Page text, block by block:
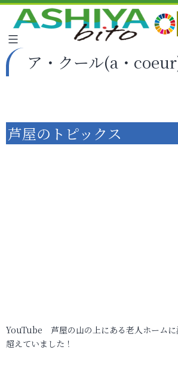
ア・クール(a・
芦屋のトピックス
YouTube 芦屋の山の上にある老人ホームに
超えていました！